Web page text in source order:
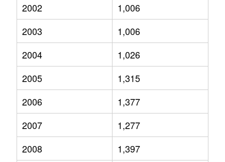
2002
1,006
2003
1,006
2004
1,026
2005
1,315
2006
1,377
2007
1,277
2008
1,397